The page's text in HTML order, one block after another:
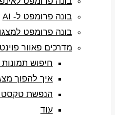
בונה פרומפט ל- AI
בונה פרומפט
מדרכים פאוור פוינט
חיפוש
איך להפוך
הנפשת טקסט
עוד